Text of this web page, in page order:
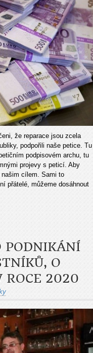
že reparace jsou zcela
podpořili naše petice. Tu
podpisovém archu, tu
projevy s peticí. Aby
našim cílem. Sami to
přátelé, můžeme dosáhnout
PODNIKÁNÍ
O
ROCE 2020